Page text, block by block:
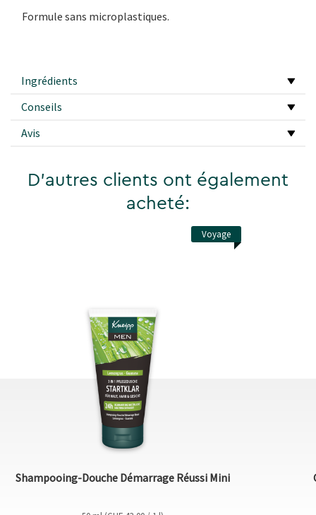
Formule sans microplastiques.
Ingrédients
Conseils
Avis
D'autres clients ont également
acheté:
Voyage
Shampooing-Douche Démarrage Réussi Mini